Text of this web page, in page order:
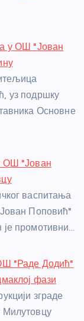
e
у ОШ "Јован
уз подршку
Основне
ОШ "Јован
васпитања
Поповић"
промотивни…
"Раде Додић"
фази
зграде